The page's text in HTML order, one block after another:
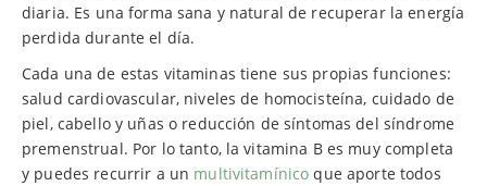
diaria. Es una forma sana y natural de recuperar la energía
perdida durante el día.
Cada una de estas vitaminas tiene sus propias funciones:
salud cardiovascular, niveles de homocisteína, cuidado de
piel, cabello y uñas o reducción de síntomas del síndrome
premenstrual. Por lo tanto, la vitamina B es muy completa
y puedes recurrir a un multivitamínico que aporte todos